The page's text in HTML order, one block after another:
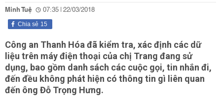
Minh Tuệ 07:35 | 22/03/2018
15
Chia sẻ
Công an Thanh Hóa đã kiểm tra, xác định các dữ
liệu trên máy điện thoại của chị Trang đang sử
dụng, bao gồm danh sách các cuộc gọi, tin nhắn đi,
đến đều không phát hiện có thông tin gì liên quan
đến ông Đỗ Trọng Hưng.